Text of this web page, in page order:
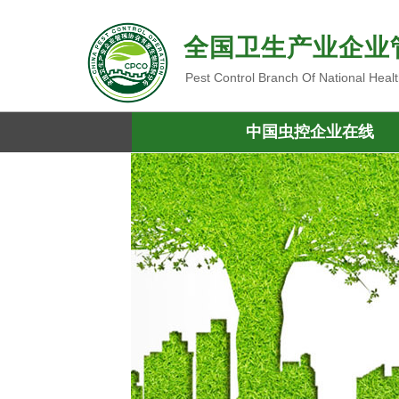
全国卫生产业企
Pest Control Branch Of National
中国虫控企业在线